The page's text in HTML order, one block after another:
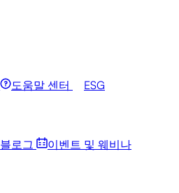
도움말 센터 ESG
블로그 이벤트 및 웨비나